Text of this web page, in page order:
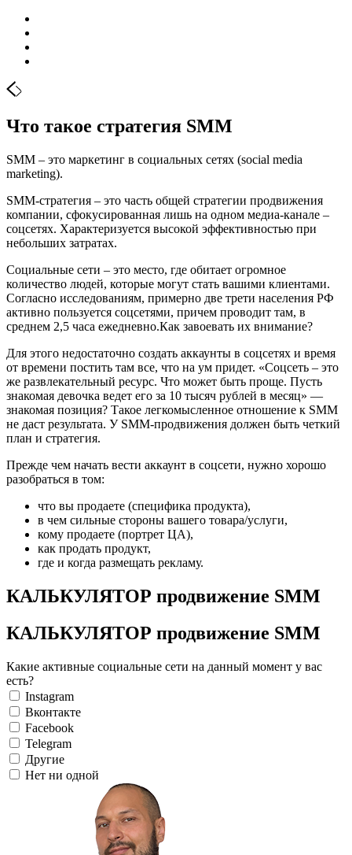
Что такое стратегия SMM
SMM – это маркетинг в социальных сетях (social media
marketing).
SMM-стратегия – это часть общей стратегии продвижения
компании, сфокусированная лишь на одном медиа-канале –
соцсетях. Характеризуется высокой эффективностью при
небольших затратах.
Социальные сети – это место, где обитает огромное
количество людей, которые могут стать вашими клиентами.
Согласно исследованиям, примерно две трети населения РФ
активно пользуется соцсетями, причем проводит там, в
среднем 2,5 часа ежедневно.Как завоевать их внимание?
Для этого недостаточно создать аккаунты в соцсетях и время
от времени постить там все, что на ум придет. «Соцсеть – это
же развлекательный ресурс. Что может быть проще. Пусть
знакомая девочка ведет его за 10 тысяч рублей в месяц» —
знакомая позиция? Такое легкомысленное отношение к SMM
не даст результата. У SMM-продвижения должен быть четкий
план и стратегия.
Прежде чем начать вести аккаунт в соцсети, нужно хорошо
разобраться в том:
что вы продаете (специфика продукта),
в чем сильные стороны вашего товара/услуги,
кому продаете (портрет ЦА),
как продать продукт,
где и когда размещать рекламу.
КАЛЬКУЛЯТОР продвижение SMM
КАЛЬКУЛЯТОР продвижение SMM
Какие активные социальные сети на данный момент у вас
есть?
Instagram
Вконтакте
Facebook
Telegram
Другие
Нет ни одной